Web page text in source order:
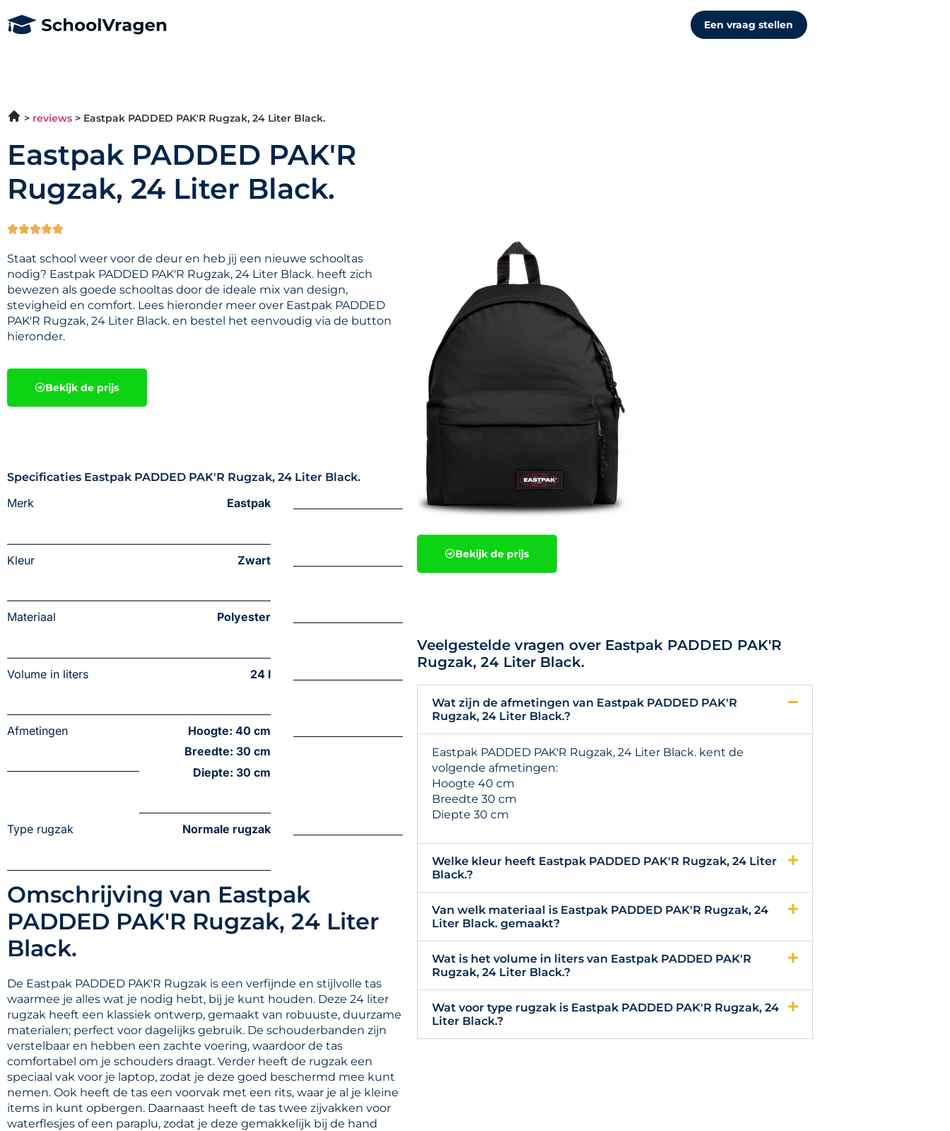
Een vraag stellen
reviews Eastpak PADDED PAK'R Rugzak, 24 Liter Black.
Eastpak PADDED PAK'R
Rugzak, 24 Liter Black.

Staat school weer voor de deur en heb jij een nieuwe schooltas
nodig? Eastpak PADDED PAK'R Rugzak, 24 Liter Black. heeft zich
bewezen als goede schooltas door de ideale mix van design,
stevigheid en comfort. Lees hieronder meer over Eastpak PADDED
PAK'R Rugzak, 24 Liter Black. en bestel het eenvoudig via de button
hieronder.
Bekijk de prijs
Specificaties Eastpak PADDED PAK'R Rugzak, 24 Liter Black.
Merk Eastpak
Kleur Zwart
Materiaal Polyester
Volume in liters 24 l
Afmetingen
Hoogte: 40 cm
Breedte: 30 cm
Diepte: 30 cm
Type rugzak Normale rugzak
Omschrijving van Eastpak
PADDED PAK'R Rugzak, 24 Liter
Black.
De Eastpak PADDED PAK'R Rugzak is een verfijnde en stijlvolle tas
waarmee je alles wat je nodig hebt, bij je kunt houden. Deze 24 liter
rugzak heeft een klassiek ontwerp, gemaakt van robuuste, duurzame
materialen; perfect voor dagelijks gebruik. De schouderbanden zijn
verstelbaar en hebben een zachte voering, waardoor de tas
comfortabel om je schouders draagt. Verder heeft de rugzak een
speciaal vak voor je laptop, zodat je deze goed beschermd mee kunt
nemen. Ook heeft de tas een voorvak met een rits, waar je al je kleine
items in kunt opbergen. Daarnaast heeft de tas twee zijvakken voor
waterflesjes of een paraplu, zodat je deze gemakkelijk bij de hand
Bekijk de prijs
Veelgestelde vragen over Eastpak PADDED PAK'R
Rugzak, 24 Liter Black.
Wat zijn de afmetingen van Eastpak PADDED PAK'R
Rugzak, 24 Liter Black.?
Eastpak PADDED PAK'R Rugzak, 24 Liter Black. kent de
volgende afmetingen:
Hoogte 40 cm
Breedte 30 cm
Diepte 30 cm
Welke kleur heeft Eastpak PADDED PAK'R Rugzak, 24 Liter
Black.?
Van welk materiaal is Eastpak PADDED PAK'R Rugzak, 24
Liter Black. gemaakt?
Wat is het volume in liters van Eastpak PADDED PAK'R
Rugzak, 24 Liter Black.?
Wat voor type rugzak is Eastpak PADDED PAK'R Rugzak, 24
Liter Black.?